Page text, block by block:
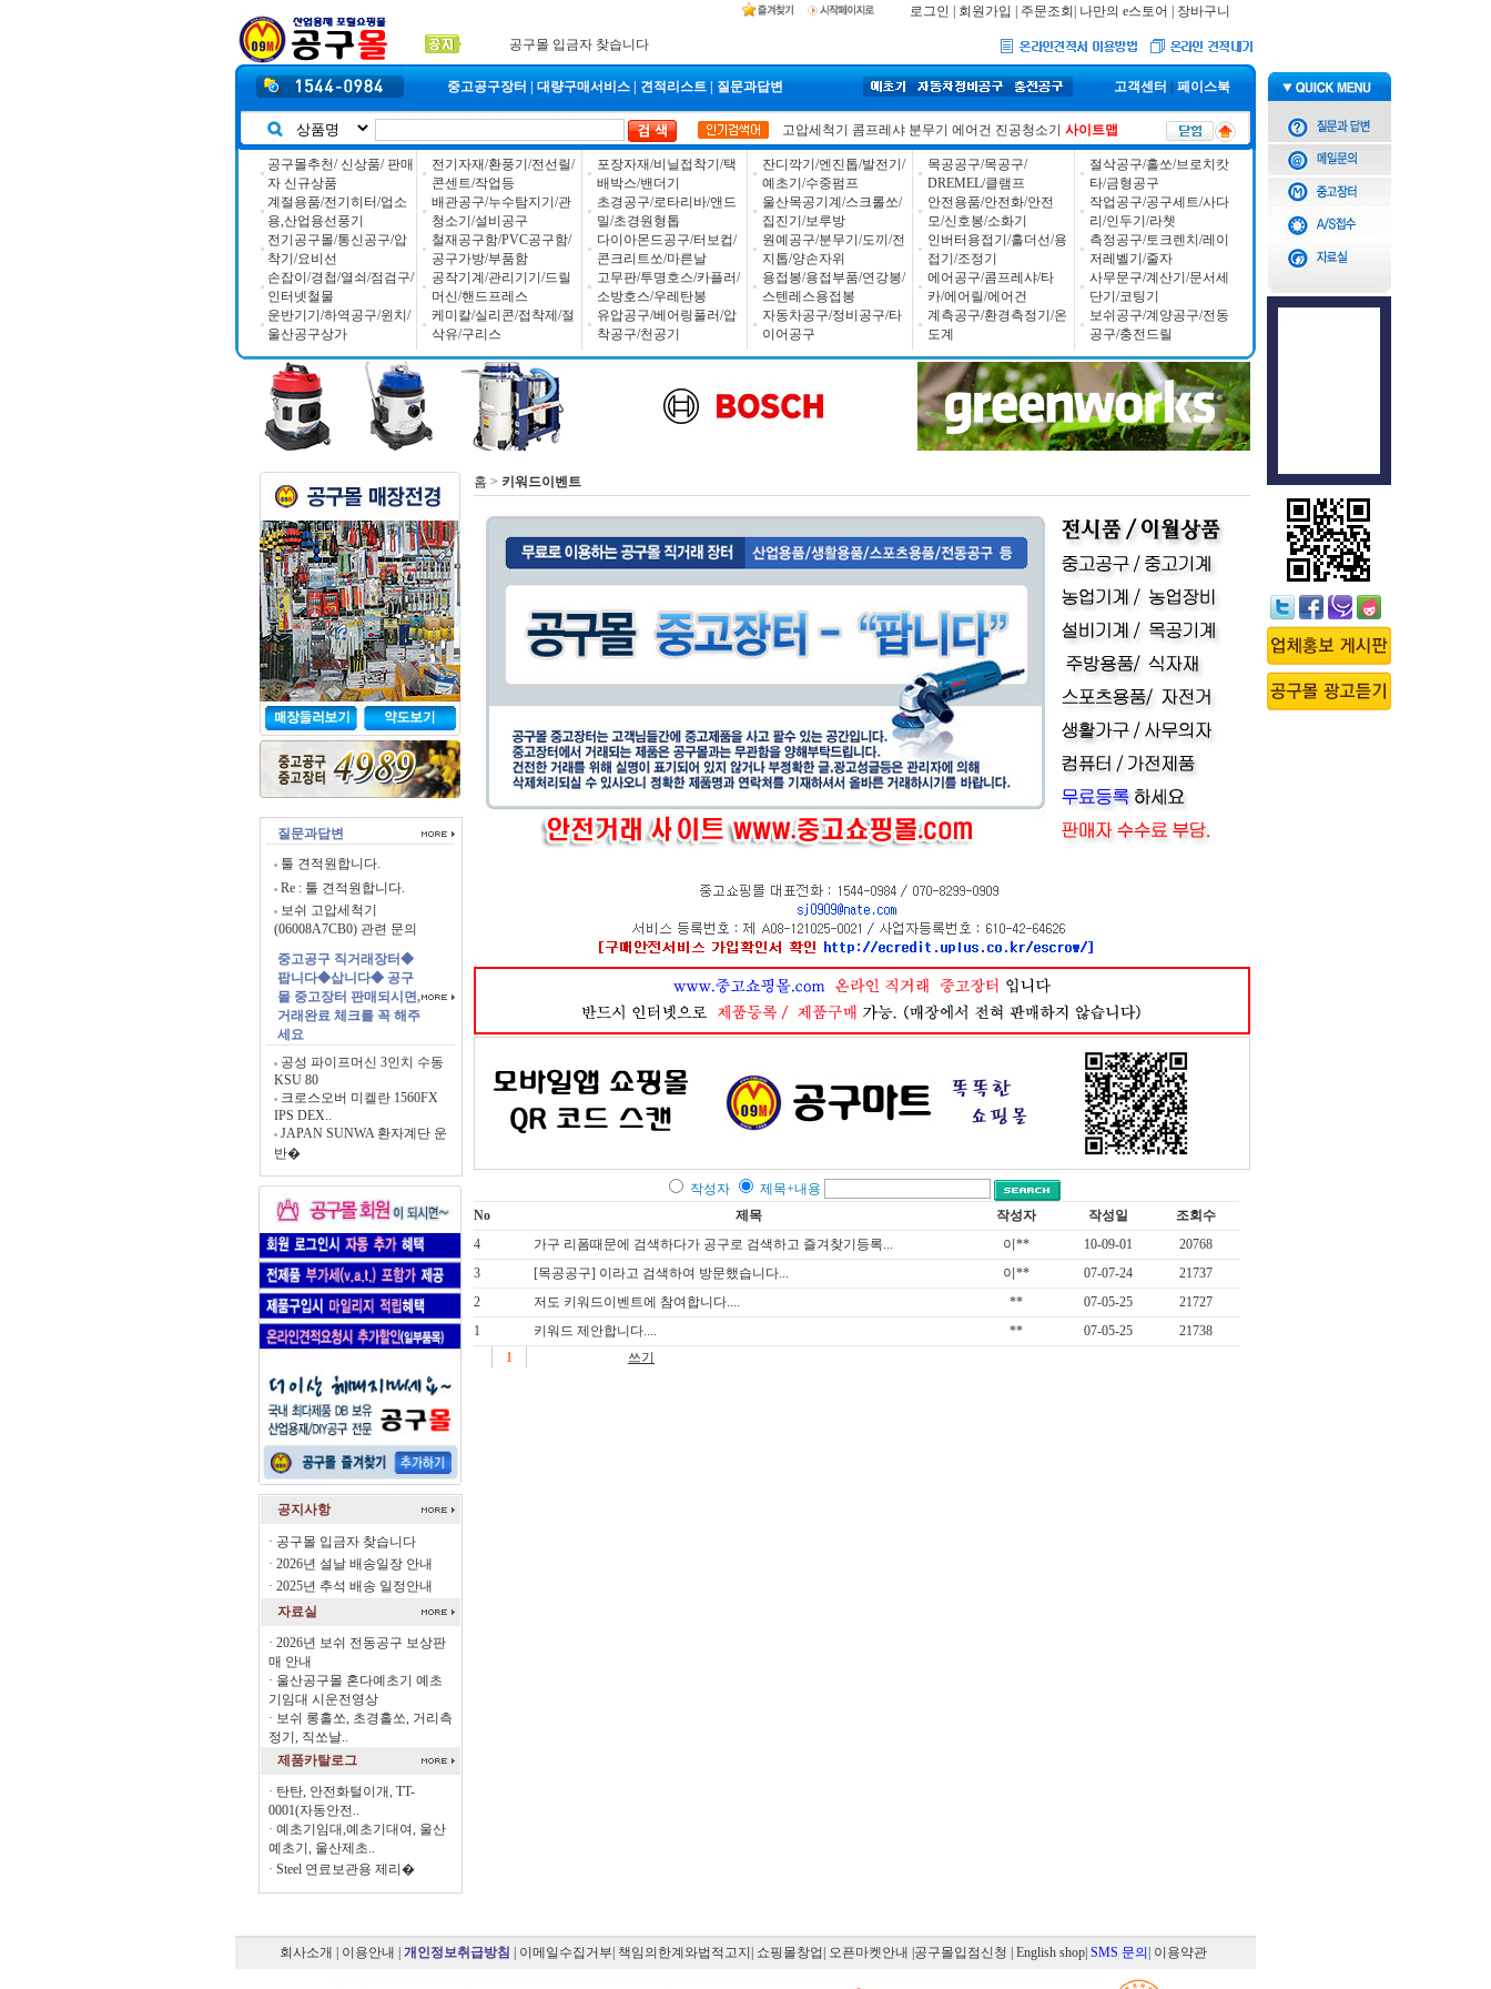
로그인 회원가입 주문조회 나만의 e스토어 장바구니
공구몰 입금자 찾습니다
입금자 *덕진 고객님 찾습니다
중고공구장터 대량구매서비스 견적리스트 질문과답변 고객센터 페이스북
고압세척기 콤프레샤 분무기 에어건 진공청소기 사이트맵
공구몰추천/ 신상품/ 판매
자 신규상품
계절용품/전기히터/업소
용,산업용선풍기
전기공구몰/통신공구/압
착기/요비선
손잡이/경첩/열쇠/점검구/
인터넷철물
운반기기/하역공구/윈치/
울산공구상가
전기자재/환풍기/전선릴/
콘센트/작업등
배관공구/누수탐지기/관
청소기/설비공구
철재공구함/PVC공구함/
공구가방/부품함
공작기계/관리기기/드릴
머신/핸드프레스
케미칼/실리콘/접착제/절
삭유/구리스
포장자재/비닐접착기/택
배박스/밴더기
초경공구/로타리바/앤드
밀/초경원형톱
다이아몬드공구/터보컵/
콘크리트쏘/마른날
고무판/투명호스/카플러/
소방호스/우레탄봉
유압공구/베어링풀러/압
착공구/천공기
잔디깍기/엔진톱/발전기/
예초기/수중펌프
울산목공기계/스크롤쏘/
집진기/보루방
원예공구/분무기/도끼/전
지톱/양손자위
용접봉/용접부품/연강봉/
스텐레스용접봉
자동차공구/정비공구/타
이어공구
목공공구/목공구/
DREMEL/클램프
안전용품/안전화/안전
모/신호봉/소화기
인버터용접기/홀더선/용
접기/조정기
에어공구/콤프레샤/타
카/에어릴/에어건
계측공구/환경측정기/온
도계
절삭공구/홀쏘/브로치캇
타/금형공구
작업공구/공구세트/사다
리/인두기/라쳇
측정공구/토크렌치/레이
저레벨기/줄자
사무문구/계산기/문서세
단기/코팅기
보쉬공구/계양공구/전동
공구/충전드릴
질문과답변
툴 견적원합니다.
Re : 툴 견적원합니다.
보쉬 고압세척기
(06008A7CB0) 관련 문의
중고공구 직거래장터◆
팝니다◆삽니다◆ 공구
몰 중고장터 판매되시면,
거래완료 체크를 꼭 해주
세요
공성 파이프머신 3인치 수동
KSU 80
크로스오버 미켈란 1560FX
IPS DEX..
JAPAN SUNWA 환자계단 운
반�
공지사항
· 공구몰 입금자 찾습니다
· 2026년 설날 배송일장 안내
· 2025년 추석 배송 일정안내
자료실
· 2026년 보쉬 전동공구 보상판
매 안내
· 울산공구몰 혼다예초기 예초
기임대 시운전영상
· 보쉬 롱홀쏘, 초경홀쏘, 거리측
정기, 직쏘날..
제품카탈로그
· 탄탄, 안전화털이개, TT-
0001(자동안전..
· 예초기임대,예초기대여, 울산
예초기, 울산제초..
· Steel 연료보관용 제리�
홈 > 키워드이벤트
작성자
제목+내용
No
제목 작성자 작성일
조회수
4
가구 리폼때문에 검색하다가 공구로 검색하고 즐겨찾기등록... 이** 10-09-01
20768
3
[목공공구] 이라고 검색하여 방문했습니다... 이** 07-07-24
21737
2
저도 키워드이벤트에 참여합니다.... ** 07-05-25
21727
1
키워드 제안합니다.... ** 07-05-25
21738
1
쓰기
회사소개 이용안내 개인정보취급방침 이메일수집거부 책임의한계와법적고지 쇼핑몰창업 오픈마켓안내 |공구몰입점신청 | English shop SMS 문의 | 이용약관